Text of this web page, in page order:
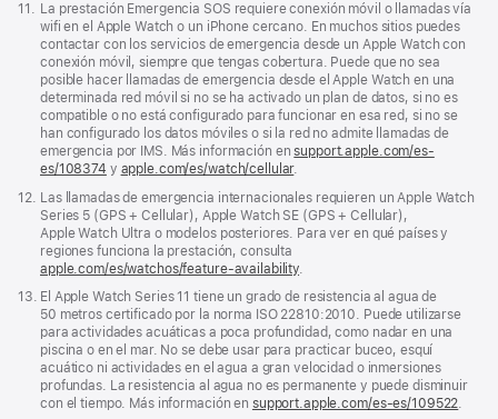
de
página
Nota
página
11. La prestación Emergencia SOS requiere conexión móvil o llamadas vía
wifi en el Apple Watch o un iPhone cercano. En muchos sitios puedes
contactar con los servicios de emergencia desde un Apple Watch con
conexión móvil, siempre que tengas cobertura. Puede que no sea
posible hacer llamadas de emergencia desde el Apple Watch en una
determinada red móvil si no se ha activado un plan de datos, si no es
compatible o no está configurado para funcionar en esa red, si no se
han configurado los datos móviles o si la red no admite llamadas de
emergencia por IMS. Más información ensupport.apple.com/es-
es/108374 (Se
en
una
ventana
nueva)
y apple.com/es/watch/cellular.
Nota
página
12. Las llamadas de emergencia internacionales requieren un Apple Watch
Series 5 (GPS + Cellular), Apple Watch SE (GPS + Cellular),
Apple Watch Ultra o modelos posteriores. Para ver en qué países y
regiones funciona la prestación, consulta
apple.com/es/watchos/feature-availability
Nota
página
13. El Apple Watch Series 11 tiene un grado de resistencia al agua de
50 metros certificado por la norma ISO 22810:2010. Puede utilizarse
para actividades acuáticas a poca profundidad, como nadar en una
piscina o en el mar. No se debe usar para practicar buceo, esquí
acuático ni actividades en el agua a gran velocidad o inmersiones
profundas. La resistencia al agua no es permanente y puede disminuir
con el tiempo. Más información en support.apple.com/es-es/109522.